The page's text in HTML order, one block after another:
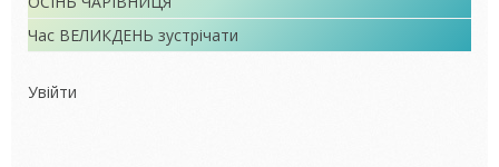
Час ВЕЛИКДЕНЬ зустрічати
Увійти